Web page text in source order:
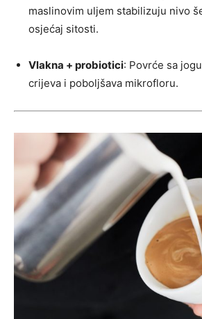
maslinovim uljem stabilizuju nivo
osjećaj sitosti.
Vlakna + probiotici: Povrće sa
crijeva i poboljšava mikrofloru.